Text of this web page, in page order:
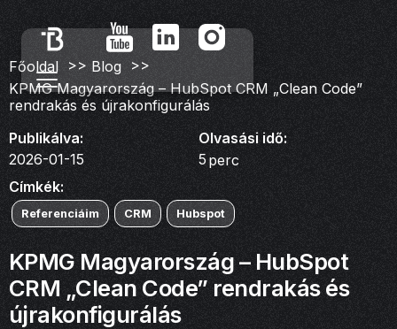
Főoldal >> Blog >>
KPMG Magyarország – HubSpot CRM „Clean Code”
rendrakás és újrakonfigurálás
Publikálva:
2026-01-15
Olvasási idő:
5 perc
Címkék:
Referenciáim CRM Hubspot
KPMG Magyarország – HubSpot
CRM „Clean Code” rendrakás és
újrakonfigurálás